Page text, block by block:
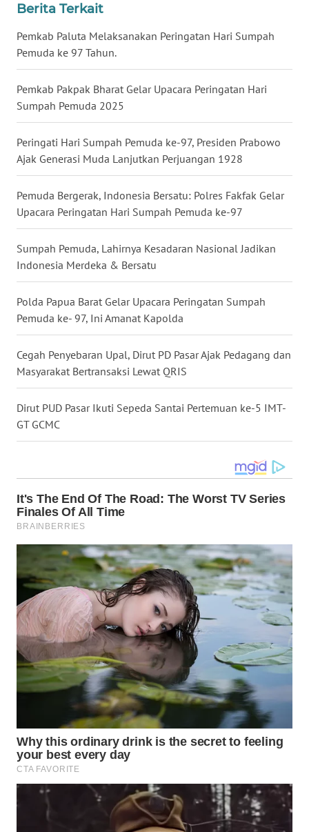
Berita Terkait
Pemkab Paluta Melaksanakan Peringatan Hari Sumpah
Pemuda ke 97 Tahun.
Pemkab Pakpak Bharat Gelar Upacara Peringatan Hari
Sumpah Pemuda 2025
Peringati Hari Sumpah Pemuda ke-97, Presiden Prabowo
Ajak Generasi Muda Lanjutkan Perjuangan 1928
Pemuda Bergerak, Indonesia Bersatu: Polres Fakfak Gelar
Upacara Peringatan Hari Sumpah Pemuda ke-97
Sumpah Pemuda, Lahirnya Kesadaran Nasional Jadikan
Indonesia Merdeka & Bersatu
Polda Papua Barat Gelar Upacara Peringatan Sumpah
Pemuda ke- 97, Ini Amanat Kapolda
Cegah Penyebaran Upal, Dirut PD Pasar Ajak Pedagang dan
Masyarakat Bertransaksi Lewat QRIS
Dirut PUD Pasar Ikuti Sepeda Santai Pertemuan ke-5 IMT-
GT GCMC
WN
GORONTALO
WN
MALUKU
MALUT
DAIRI
DANAU
TOBA
WN
NIAS
WN
LANGKAT
WN
LESUNG
WN
KARO
WN
SIMALUNGUN
WN
LABUHANBATU
WN
TAPANULI
TENGAH
WN DELI
SERDANG